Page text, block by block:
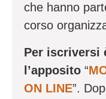
che hanno
corso
Per iscriversi
l’apposito “
ON LINE”.